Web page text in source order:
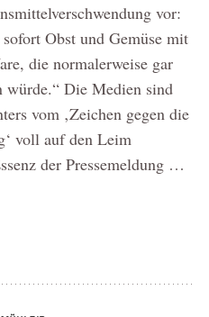
vor:
Obst und Gemüse mit
die normalerweise gar
würde.“ Die Medien sind
vom ‚Zeichen gegen die
voll auf den Leim
der Pressemeldung …